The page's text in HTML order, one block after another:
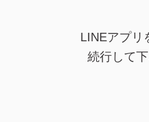
LINEアプリ
続行して下